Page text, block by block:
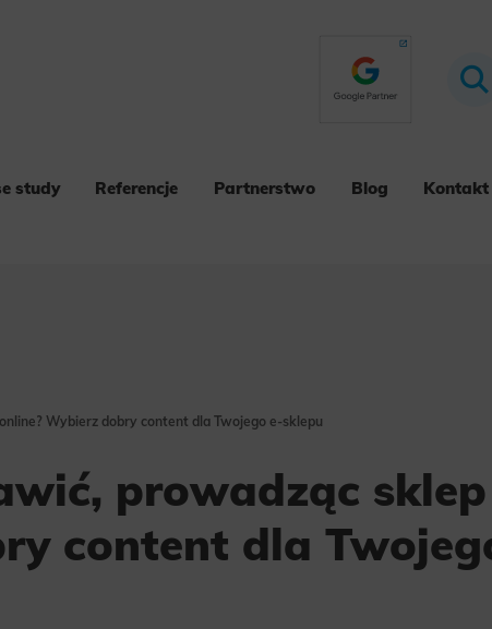
study Referencje Partnerstwo Blog Kontakt
Wybierz dobry content dla Twojego e-sklepu
prowadząc sklep
content dla